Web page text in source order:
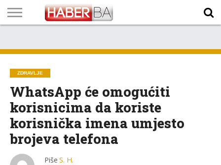
TECH
PROGRAM
PROGNOZA
PUTEVIMA
LISTA
NAMA
ZDRAVLJE
WhatsApp će omogućiti
korisnicima da koriste
korisnička imena umjesto
brojeva telefona
Piše S. H.